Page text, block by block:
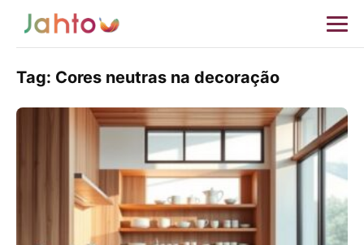
Tag: Cores neutras na decoração